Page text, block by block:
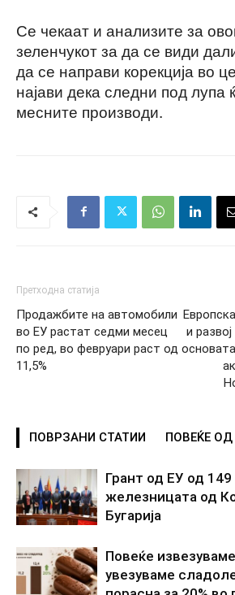
Се чекаат и анализите за
зеленчукот за да се види
да се направи корекција во
најави дека следни под лупа
месните производи.
Претходна статија
Продажбите на автомобили
во ЕУ растат седми месец
по ред, во февруари раст од
11,5%
и
ПОВРЗАНИ СТАТИИ ПОВЕЌЕ
Грант од ЕУ од
железницата од
Бугарија
Повеќе
увезуваме